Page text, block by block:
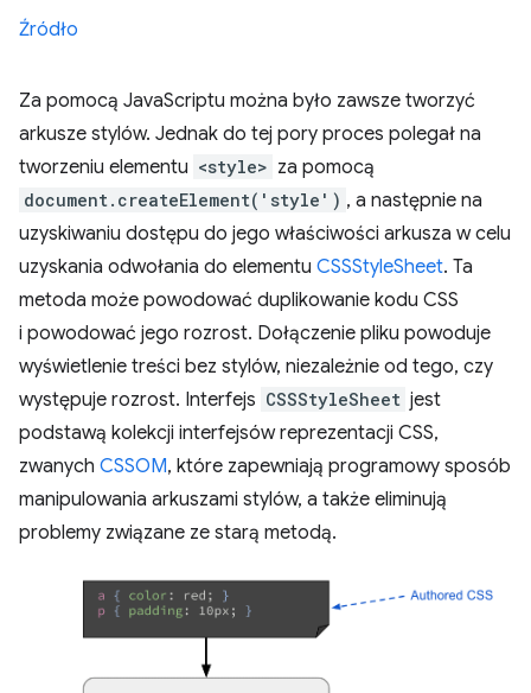
Źródło
Za pomocą JavaScriptu można było zawsze tworzyć
arkusze stylów. Jednak do tej pory proces polegał na
tworzeniu elementu <style> za pomocą
document.createElement('style') , a następnie na
uzyskiwaniu dostępu do jego właściwości arkusza w celu
uzyskania odwołania do elementu CSSStyleSheet. Ta
metoda może powodować duplikowanie kodu CSS
i powodować jego rozrost. Dołączenie pliku powoduje
wyświetlenie treści bez stylów, niezależnie od tego, czy
występuje rozrost. Interfejs CSSStyleSheet jest
podstawą kolekcji interfejsów reprezentacji CSS,
zwanych CSSOM, które zapewniają programowy sposób
manipulowania arkuszami stylów, a także eliminują
problemy związane ze starą metodą.